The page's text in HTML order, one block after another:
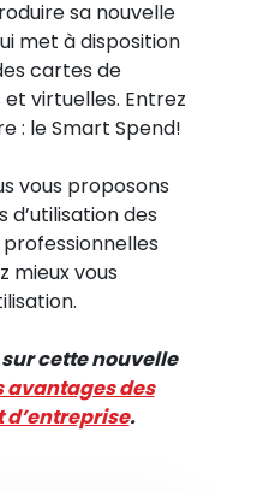
sa nouvelle
met à disposition
cartes de
virtuelles. Entrez
: le Smart Spend!
vous proposons
d’utilisation des
mieux vous
cette nouvelle
avantages des
.